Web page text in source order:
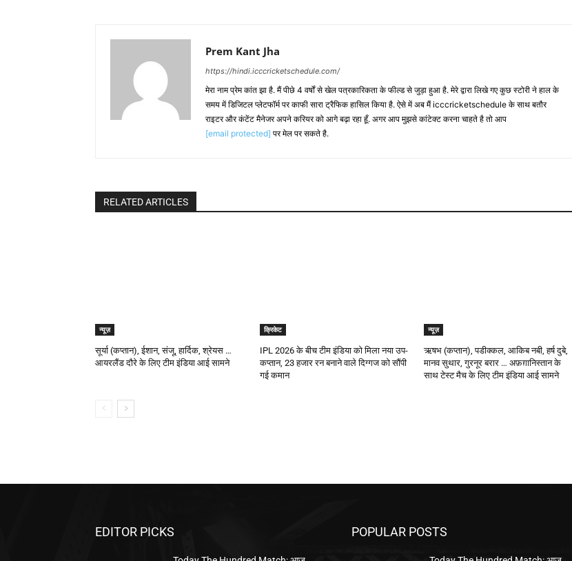
Prem Kant Jha
https://hindi.icccricketschedule.com/
मेरा नाम प्रेम कांत झा है. मैं पीछे 4 वर्षों से खेल पत्रकारिकता के फील्ड से जुड़ा हुआ है. मेरे द्वारा लिखे गए कुछ स्टोरी ने हाल के
समय में डिजिटल प्लेटफॉर्म पर काफी सारा ट्रैफिक हासिल किया है. ऐसे में अब मैं icccricketschedule के साथ बतौर
राइटर और कंटेंट मैनेजर अपने करियर को आगे बढ़ा रहा हूँ. अगर आप मुझसे कांटेक्ट करना चाहते है तो आप
[email protected] पर मेल पर सकते है.
RELATED ARTICLES
न्यूज़
सूर्या (कप्तान), ईशान, संजू, हार्दिक, श्रेयस …
आयरलैंड दौरे के लिए टीम इंडिया आई सामने
क्रिकेट
IPL 2026 के बीच टीम इंडिया को मिला नया उप-
कप्तान, 23 हजार रन बनाने वाले दिग्गज को सौंपी
गई कमान
न्यूज़
ऋषभ (कप्तान), पडीक्कल, आकिब नबी, हर्ष दुबे,
मानव सुथार, गुरनूर बरार … अफ़ग़ानिस्तान के
साथ टेस्ट मैच के लिए टीम इंडिया आई सामने
EDITOR PICKS POPULAR POSTS